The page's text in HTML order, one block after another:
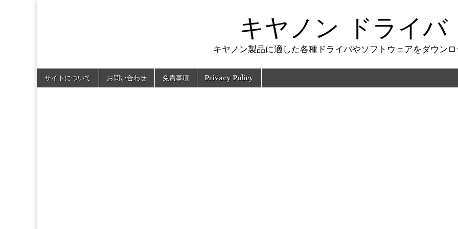
キヤノン ドライバ
キヤノン製品に適した各種ドライバやソフトウェアをダウン
Main
menu
Skip
サイトについて お問い合わせ 免責事項 Privacy Policy